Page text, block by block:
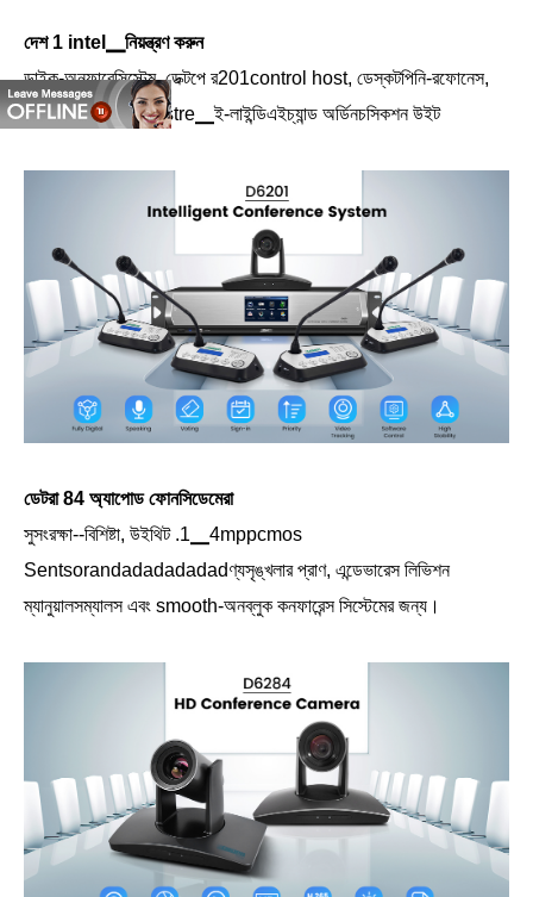
দেশ 1 intel▁নিয়ন্ত্রণ করুন
ডাইক-অনুফারেন্সিস্টেম, ডেক্টপে র201control host, ডেস্কটপিনি-রফোনেস,
অ্যান্ডে ৮৪ টিংসিংয়েরা, stre▁ই-লাইন্ডিএইচ্যান্ড অর্ডিনচসিকশন উইট
ডেটরা 84 অ্যাপোড ফোনসিডেমেরা
সুসংরক্ষা--বিশিষ্টা, উইথিট .1▁4mppcmos
Sentsorandadadadadadণ্যসৃঙ্খলার প্রাণ, এন্ডেভারেস লিভিশন
ম্যানুয়ালসম্যালস এবং smooth-অনব্লুক কনফারেন্স সিস্টেমের জন্য।